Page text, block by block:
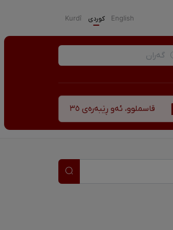
English كوردی Kurdî
ڕێبەرەی ٣٥ ساڵ پاش شەهید بوونیشی ڕێبازەکەی هەر زیندووە